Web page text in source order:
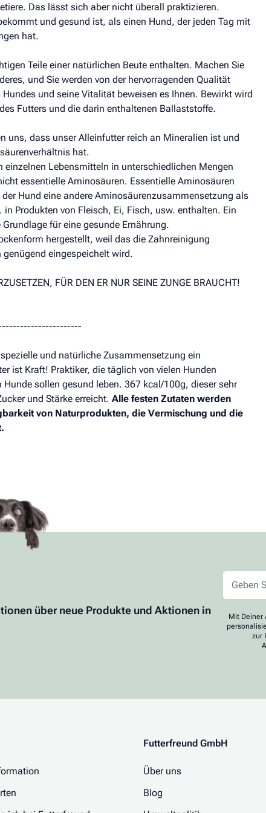
Das lässt sich aber nicht überall praktizieren.
und gesund ist, als einen Hund, der jeden Tag mit
hat.
Teile einer natürlichen Beute enthalten. Machen Sie
und Sie werden von der hervorragenden Qualität
und seine Vitalität beweisen es Ihnen. Bewirkt wird
Futters und die darin enthaltenen Ballaststoffe.
uns, dass unser Alleinfutter reich an Mineralien ist und
hat.
Lebensmitteln in unterschiedlichen Mengen
essentielle Aminosäuren. Essentielle Aminosäuren
Hund eine andere Aminosäurenzusammensetzung als
Produkten von Fleisch, Ei, Fisch, usw. enthalten. Ein
für eine gesunde Ernährung.
hergestellt, weil das die Zahnreinigung
eingespeichelt wird.
FÜR DEN ER NUR SEINE ZUNGE BRAUCHT!
und natürliche Zusammensetzung ein
ist Kraft! Praktiker, die täglich von vielen Hunden
sollen gesund leben. 367 kcal/100g, dieser sehr
und Stärke erreicht. Alle festen Zutaten werden
von Naturprodukten, die Vermischung und die
über neue Produkte und Aktionen in
Mit Deiner
zur
Futterfreund GmbH
Über uns
Blog